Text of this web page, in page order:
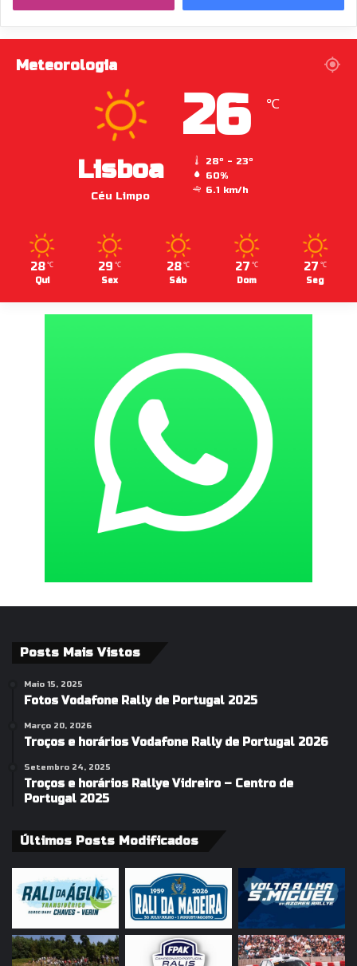
Meteorologia
Lisboa
Céu Limpo
26 ℃
28º - 23º
60%
6.1 km/h
28 ℃
Qui
29 ℃
Sex
28 ℃
Sáb
27 ℃
Dom
27 ℃
Seg
Posts Mais Vistos
Maio 15, 2025
Fotos Vodafone Rally de Portugal 2025
Março 20, 2026
Troços e horários Vodafone Rally de Portugal 2026
Setembro 24, 2025
Troços e horários Rallye Vidreiro – Centro de
Portugal 2025
Últimos Posts Modificados